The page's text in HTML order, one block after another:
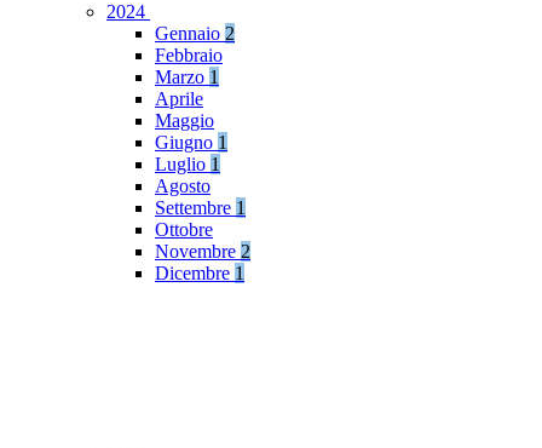
2024
Gennaio 2
Febbraio
Marzo 1
Aprile
Maggio
Giugno 1
Luglio 1
Agosto
Settembre 1
Ottobre
Novembre 2
Dicembre 1